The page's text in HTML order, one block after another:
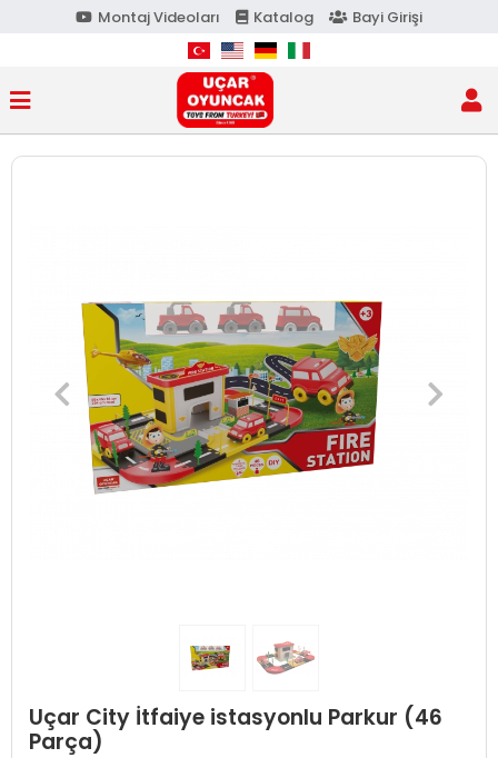
Montaj Videoları Katalog Bayi Girişi
Uçar City İtfaiye istasyonlu Parkur (46
Parça)